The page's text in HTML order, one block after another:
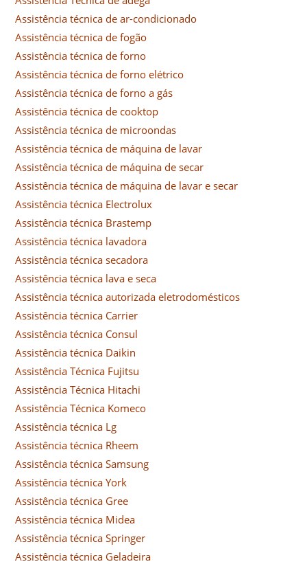
Assistência técnica de ar-condicionado
Assistência técnica de fogão
Assistência técnica de forno
Assistência técnica de forno elétrico
Assistência técnica de forno a gás
Assistência técnica de cooktop
Assistência técnica de microondas
Assistência técnica de máquina de lavar
Assistência técnica de máquina de secar
Assistência técnica de máquina de lavar e secar
Assistência técnica Electrolux
Assistência técnica Brastemp
Assistência técnica lavadora
Assistência técnica secadora
Assistência técnica lava e seca
Assistência técnica autorizada eletrodomésticos
Assistência técnica Carrier
Assistência técnica Consul
Assistência técnica Daikin
Assistência Técnica Fujitsu
Assistência Técnica Hitachi
Assistência Técnica Komeco
Assistência técnica Lg
Assistência técnica Rheem
Assistência técnica Samsung
Assistência técnica York
Assistência técnica Gree
Assistência técnica Midea
Assistência técnica Springer
Assistência técnica Geladeira